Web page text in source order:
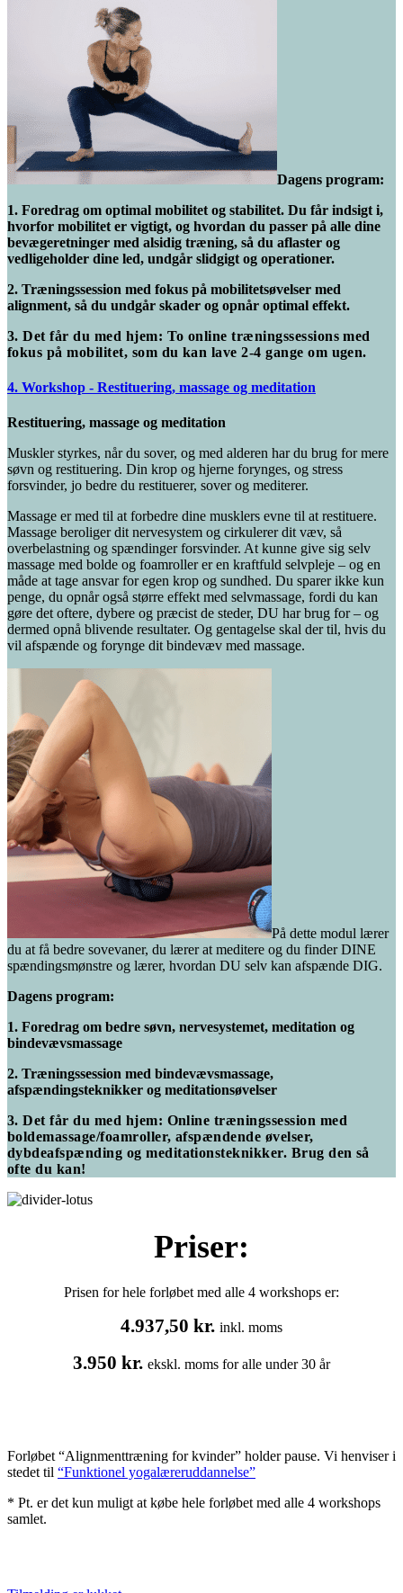
Dagens program:
1. Foredrag om optimal mobilitet og stabilitet. Du får indsigt i,
hvorfor mobilitet er vigtigt, og hvordan du passer på alle dine
bevægeretninger med alsidig træning, så du aflaster og
vedligeholder dine led, undgår slidgigt og operationer.
2. Træningssession med fokus på mobilitetsøvelser med
alignment, så du undgår skader og opnår optimal effekt.
3. Det får du med hjem: To online træningssessions med
fokus på mobilitet, som du kan lave 2-4 gange om ugen.
4. Workshop - Restituering, massage og meditation
Restituering, massage og meditation
Muskler styrkes, når du sover, og med alderen har du brug for mere
søvn og restituering. Din krop og hjerne forynges, og stress
forsvinder, jo bedre du restituerer, sover og mediterer.
Massage er med til at forbedre dine musklers evne til at restituere.
Massage beroliger dit nervesystem og cirkulerer dit væv, så
overbelastning og spændinger forsvinder. At kunne give sig selv
massage med bolde og foamroller er en kraftfuld selvpleje – og en
måde at tage ansvar for egen krop og sundhed. Du sparer ikke kun
penge, du opnår også større effekt med selvmassage, fordi du kan
gøre det oftere, dybere og præcist de steder, DU har brug for – og
dermed opnå blivende resultater. Og gentagelse skal der til, hvis du
vil afspænde og forynge dit bindevæv med massage.
På dette modul lærer
du at få bedre sovevaner, du lærer at meditere og du finder DINE
spændingsmønstre og lærer, hvordan DU selv kan afspænde DIG.
Dagens program:
1. Foredrag om bedre søvn, nervesystemet, meditation og
bindevævsmassage
2. Træningssession med bindevævsmassage,
afspændingsteknikker og meditationsøvelser
3. Det får du med hjem: Online træningssession med
boldemassage/foamroller, afspændende øvelser,
dybdeafspænding og meditationsteknikker. Brug den så
ofte du kan!
Priser:
Prisen for hele forløbet med alle 4 workshops er:
4.937,50 kr. inkl. moms
3.950 kr. ekskl. moms for alle under 30 år
Forløbet “Alignmenttræning for kvinder” holder pause. Vi henviser i
stedet til “Funktionel yogalæreruddannelse”
* Pt. er det kun muligt at købe hele forløbet med alle 4 workshops
samlet.